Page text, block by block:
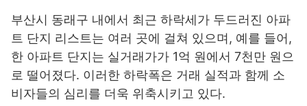
부산시 동래구 내에서 최근 하락세가 두드러진 아파
트 단지 리스트는 여러 곳에 걸쳐 있으며, 예를 들어,
한 아파트 단지는 실거래가가 1억 원에서 7천만 원으
로 떨어졌다. 이러한 하락폭은 거래 실적과 함께 소
비자들의 심리를 더욱 위축시키고 있다.